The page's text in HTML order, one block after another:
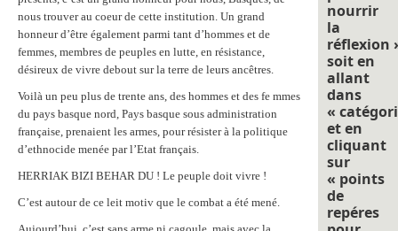
nous trouver au coeur de cette institution. Un grand
honneur d’être également parmi tant d’hommes et de
femmes, membres de peuples en lutte, en résistance,
désireux de vivre debout sur la terre de leurs ancêtres.
Voilà un peu plus de trente ans, des hommes et des fe mmes
du pays basque nord, Pays basque sous administration
française, prenaient les armes, pour résister à la politique
d’ethnocide menée par l’Etat français.
HERRIAK BIZI BEHAR DU ! Le peuple doit vivre !
C’est autour de ce leit motiv que le combat a été mené.
nourrir
la
réflexion
soit en
allant
dans
«
et en
cliquant
sur
« points
de
repéres